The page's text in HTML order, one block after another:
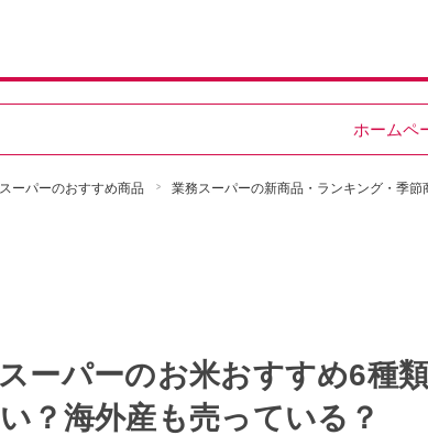
ホームペ
ーパーのおすすめ商品 業務スーパーの新商品・ランキング・季節
ーパーのお米おすすめ6種
？海外産も売っている？